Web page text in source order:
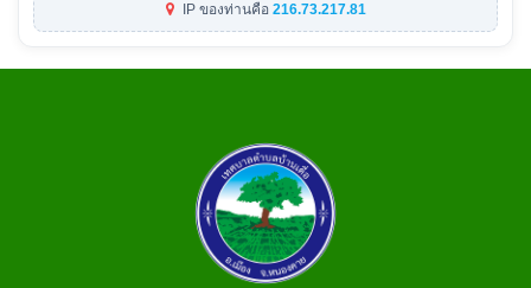
IP ของท่านคือ 216.73.217.81